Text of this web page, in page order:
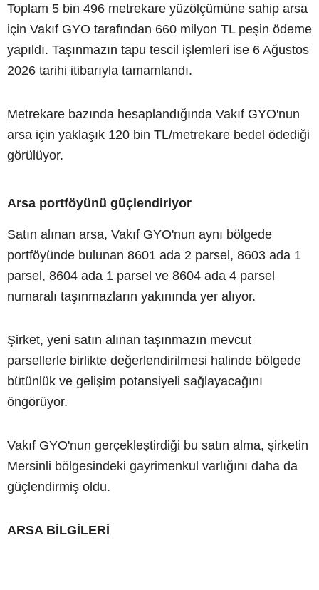
Toplam 5 bin 496 metrekare yüzölçümüne sahip arsa
için Vakıf GYO tarafından 660 milyon TL peşin ödeme
yapıldı. Taşınmazın tapu tescil işlemleri ise 6 Ağustos
2026 tarihi itibarıyla tamamlandı.
Metrekare bazında hesaplandığında Vakıf GYO'nun
arsa için yaklaşık 120 bin TL/metrekare bedel ödediği
görülüyor.
Arsa portföyünü güçlendiriyor
Satın alınan arsa, Vakıf GYO'nun aynı bölgede
portföyünde bulunan 8601 ada 2 parsel, 8603 ada 1
parsel, 8604 ada 1 parsel ve 8604 ada 4 parsel
numaralı taşınmazların yakınında yer alıyor.
Şirket, yeni satın alınan taşınmazın mevcut
parsellerle birlikte değerlendirilmesi halinde bölgede
bütünlük ve gelişim potansiyeli sağlayacağını
öngörüyor.
Vakıf GYO'nun gerçekleştirdiği bu satın alma, şirketin
Mersinli bölgesindeki gayrimenkul varlığını daha da
güçlendirmiş oldu.
ARSA BİLGİLERİ